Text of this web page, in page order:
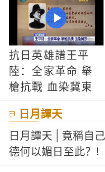
抗日英雄譜王平
陸：全家革命 舉
槍抗戰 血染冀東
日月譚天
日月譚天 | 竟稱自
德何以媚日至此？!